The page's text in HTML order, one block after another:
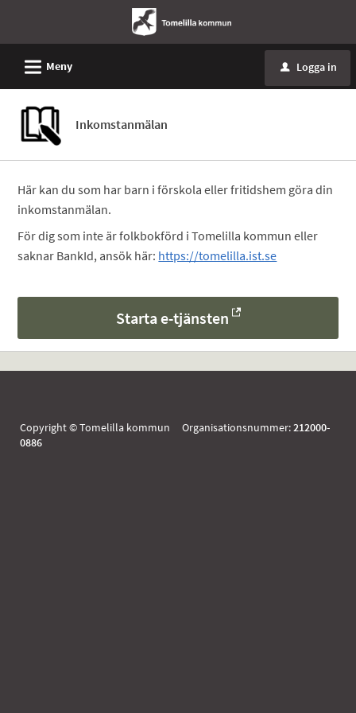
L Meny u Logga in
Inkomstanmälan
Här kan du som har barn i förskola eller fritidshem göra din
inkomstanmälan.
För dig som inte är folkbokförd i Tomelilla kommun eller
saknar BankId, ansök här: https://tomelilla.ist.se
Starta e-tjänsten
Copyright © Tomelilla kommun Organisationsnummer:212000-
0886